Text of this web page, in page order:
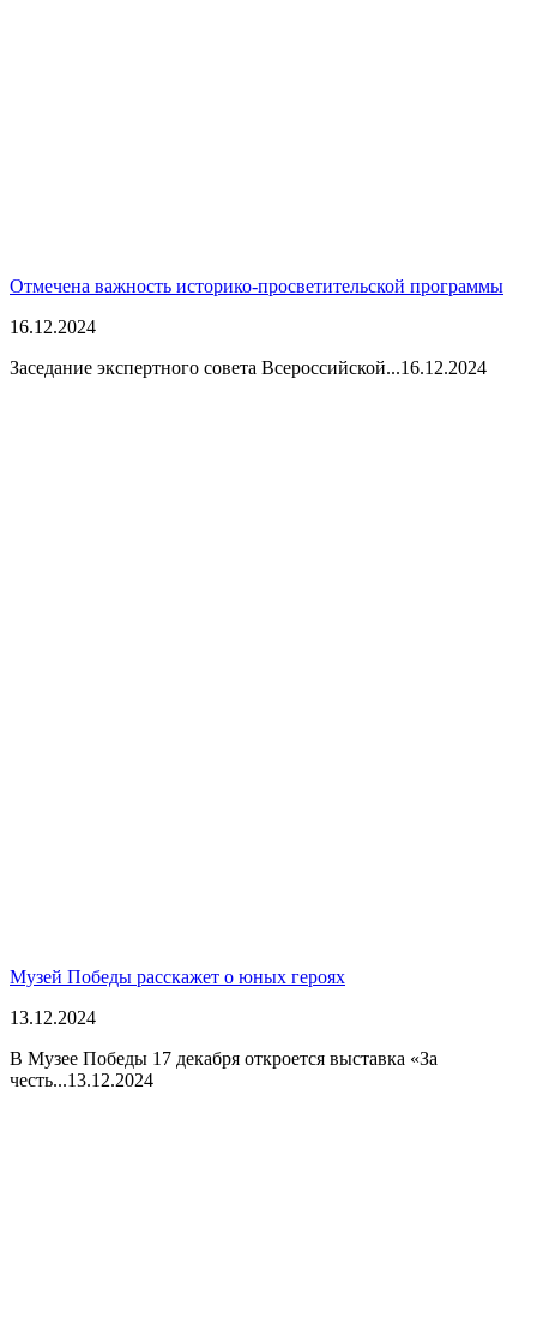
Отмечена важность историко-просветительской программы
16.12.2024
Заседание экспертного совета Всероссийской...16.12.2024
Музей Победы расскажет о юных героях
13.12.2024
В Музее Победы 17 декабря откроется выставка «За
честь...13.12.2024